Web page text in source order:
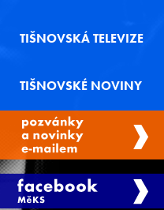
TIŠNOVSKÁ TELEVIZE
TIŠNOVSKÉ NOVINY